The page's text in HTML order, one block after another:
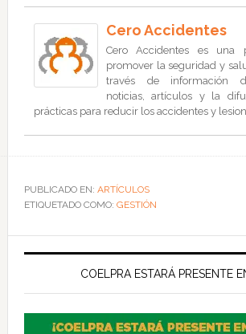
Cero Accidentes
Cero Accidentes es una
promover la seguridad y
través de información
noticias, artículos y la
prácticas para reducir los accidentes y
PUBLICADO EN: ARTÍCULOS
ETIQUETADO COMO: GESTIÓN
COELPRA ESTARÁ PRESENTE